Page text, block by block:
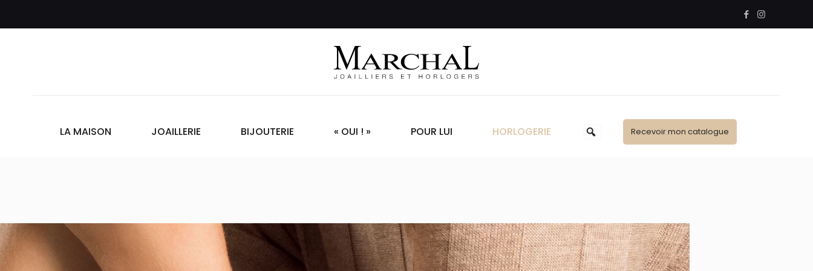
LA MAISON JOAILLERIE BIJOUTERIE « OUI ! » POUR LUI HORLOGERIE Recevoir mon catalogue